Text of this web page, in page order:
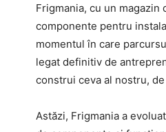
Frigmania, cu un magazin
componente pentru
momentul în care
legat definitiv de
construi ceva al nostru,
Astăzi, Frigmania a